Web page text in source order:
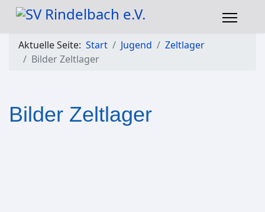
Aktuelle Seite: Start Jugend
Zeltlager
Bilder Zeltlager
Bilder Zeltlager